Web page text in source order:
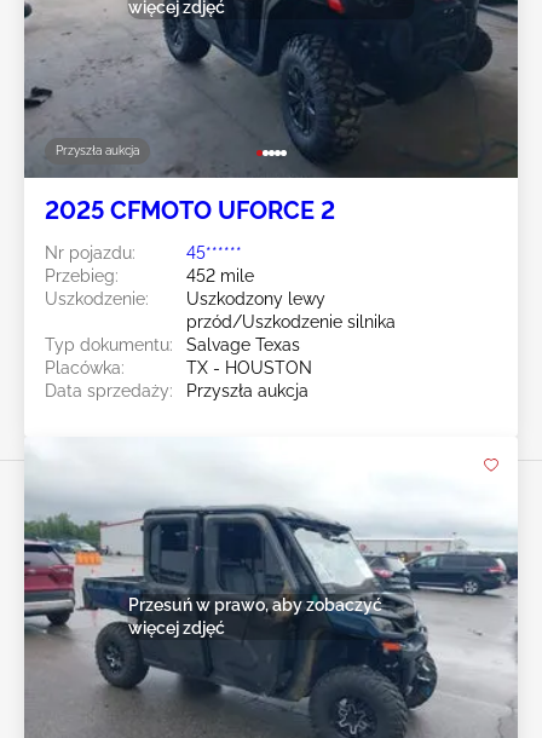
Przyszła aukcja
więcej zdjęć
2025 CFMOTO UFORCE 2
Nr pojazdu:
45******
Przebieg:
452 mile
Uszkodzenie:
Uszkodzony lewy
przód/Uszkodzenie silnika
Typ dokumentu:
Salvage Texas
Placówka:
TX - HOUSTON
Data sprzedaży:
Przyszła aukcja
Przesuń w prawo, aby zobaczyć
więcej zdjęć